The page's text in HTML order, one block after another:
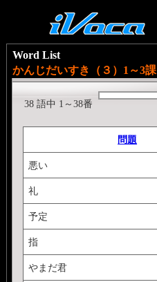
Word List
かんじだいすき（３）1～3課
38 語中 1～38番
問題
悪い
礼
予定
指
やまだ君